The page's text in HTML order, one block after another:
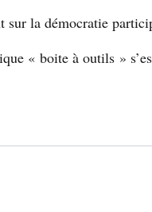
sur la démocratie
« boite à outils »